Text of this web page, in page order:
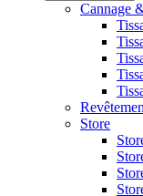
Cannage
Store